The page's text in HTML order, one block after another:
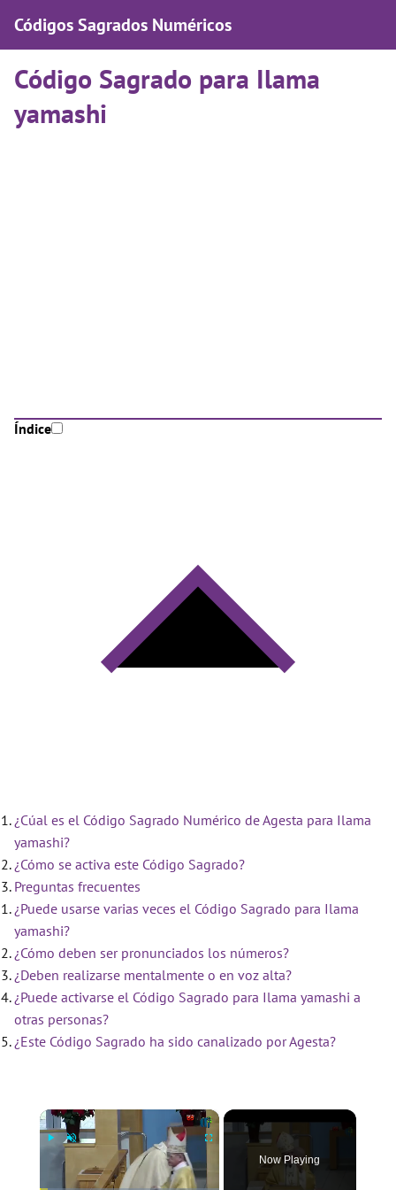
Códigos Sagrados Numéricos
Código Sagrado para Ilama
yamashi
Índice
¿Cúal es el Código Sagrado Numérico de Agesta para Ilama
yamashi?
¿Cómo se activa este Código Sagrado?
Preguntas frecuentes
¿Puede usarse varias veces el Código Sagrado para Ilama
yamashi?
¿Cómo deben ser pronunciados los números?
¿Deben realizarse mentalmente o en voz alta?
¿Puede activarse el Código Sagrado para Ilama yamashi a
otras personas?
¿Este Código Sagrado ha sido canalizado por Agesta?
×
Now Playing